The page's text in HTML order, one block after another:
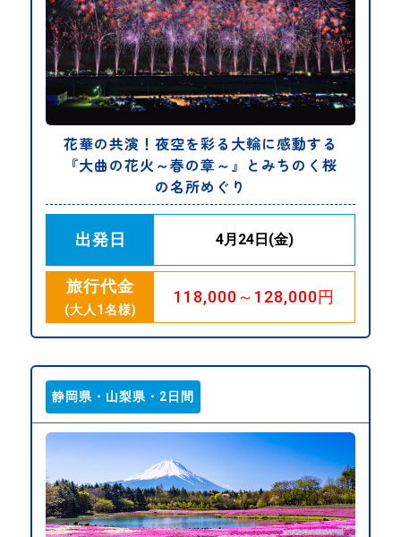
花華の共演！夜空を彩る大輪に感動する
『大曲の花火～春の章～』とみちのく桜
の名所めぐり
出発日 4月24日(金)
旅行代金
(大人1名様)
118,000～128,000円
静岡県・山梨県・2日間